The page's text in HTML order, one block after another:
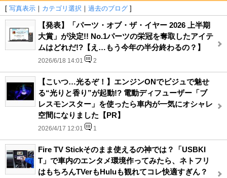
[ 写真表示 ｜ カテゴリ選択 ｜ 過去のブログ ]
【発表】「パーツ・オブ・ザ・イヤー 2026 上半期
大賞」が決定!! No.1パーツの栄冠を奪取したアイテ
ムはどれだ!?【え…もう今年の半分終わるの？】
2026/6/18 14:01 2
【こいつ…光るぞ！】エンジンONでビジュで魅せ
る“光りと香り”が起動!? 電動ディフューザー「ブ
レスモンスター」を使ったら車内が一気にオシャレ
空間になりました【PR】
2026/4/17 12:01 1
Fire TV Stickそのまま使えるの神では？「USBKI
T」で車内のエンタメ環境作ってみたら、ネトフリ
はもちろんTVerもHuluも観れてコレ快適すぎん？